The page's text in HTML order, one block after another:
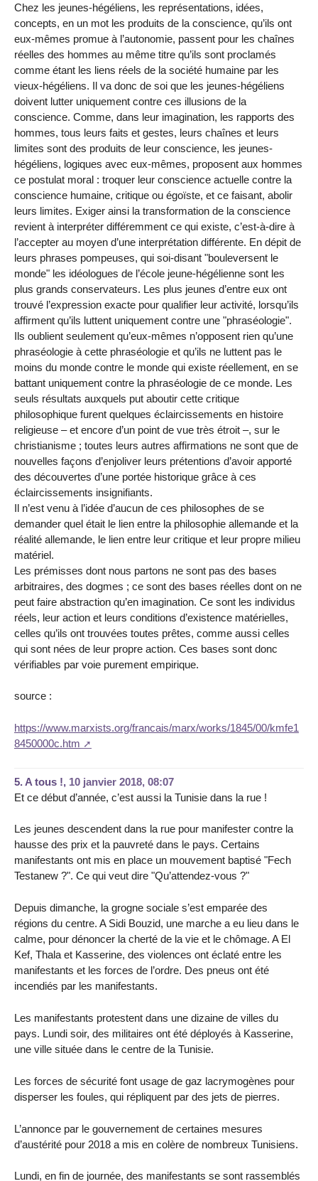
Chez les jeunes-hégéliens, les représentations, idées,
concepts, en un mot les produits de la conscience, qu’ils ont
eux-mêmes promue à l’autonomie, passent pour les chaînes
réelles des hommes au même titre qu’ils sont proclamés
comme étant les liens réels de la société humaine par les
vieux-hégéliens. Il va donc de soi que les jeunes-hégéliens
doivent lutter uniquement contre ces illusions de la
conscience. Comme, dans leur imagination, les rapports des
hommes, tous leurs faits et gestes, leurs chaînes et leurs
limites sont des produits de leur conscience, les jeunes-
hégéliens, logiques avec eux-mêmes, proposent aux hommes
ce postulat moral : troquer leur conscience actuelle contre la
conscience humaine, critique ou égoïste, et ce faisant, abolir
leurs limites. Exiger ainsi la transformation de la conscience
revient à interpréter différemment ce qui existe, c’est-à-dire à
l’accepter au moyen d’une interprétation différente. En dépit de
leurs phrases pompeuses, qui soi-disant "bouleversent le
monde" les idéologues de l’école jeune-hégélienne sont les
plus grands conservateurs. Les plus jeunes d’entre eux ont
trouvé l’expression exacte pour qualifier leur activité, lorsqu’ils
affirment qu’ils luttent uniquement contre une "phraséologie".
Ils oublient seulement qu’eux-mêmes n’opposent rien qu’une
phraséologie à cette phraséologie et qu’ils ne luttent pas le
moins du monde contre le monde qui existe réellement, en se
battant uniquement contre la phraséologie de ce monde. Les
seuls résultats auxquels put aboutir cette critique
philosophique furent quelques éclaircissements en histoire
religieuse – et encore d’un point de vue très étroit –, sur le
christianisme ; toutes leurs autres affirmations ne sont que de
nouvelles façons d’enjoliver leurs prétentions d’avoir apporté
des découvertes d’une portée historique grâce à ces
éclaircissements insignifiants.
Il n’est venu à l’idée d’aucun de ces philosophes de se
demander quel était le lien entre la philosophie allemande et la
réalité allemande, le lien entre leur critique et leur propre milieu
matériel.
Les prémisses dont nous partons ne sont pas des bases
arbitraires, des dogmes ; ce sont des bases réelles dont on ne
peut faire abstraction qu’en imagination. Ce sont les individus
réels, leur action et leurs conditions d’existence matérielles,
celles qu’ils ont trouvées toutes prêtes, comme aussi celles
qui sont nées de leur propre action. Ces bases sont donc
vérifiables par voie purement empirique.
source :
https://www.marxists.org/francais/marx/works/1845/00/kmfe1
8450000c.htm
5. A tous !, 10 janvier 2018, 08:07
Et ce début d’année, c’est aussi la Tunisie dans la rue !
Les jeunes descendent dans la rue pour manifester contre la
hausse des prix et la pauvreté dans le pays. Certains
manifestants ont mis en place un mouvement baptisé "Fech
Testanew ?". Ce qui veut dire "Qu’attendez-vous ?"
Depuis dimanche, la grogne sociale s’est emparée des
régions du centre. A Sidi Bouzid, une marche a eu lieu dans le
calme, pour dénoncer la cherté de la vie et le chômage. A El
Kef, Thala et Kasserine, des violences ont éclaté entre les
manifestants et les forces de l’ordre. Des pneus ont été
incendiés par les manifestants.
Les manifestants protestent dans une dizaine de villes du
pays. Lundi soir, des militaires ont été déployés à Kasserine,
une ville située dans le centre de la Tunisie.
Les forces de sécurité font usage de gaz lacrymogènes pour
disperser les foules, qui répliquent par des jets de pierres.
L’annonce par le gouvernement de certaines mesures
d’austérité pour 2018 a mis en colère de nombreux Tunisiens.
Lundi, en fin de journée, des manifestants se sont rassemblés